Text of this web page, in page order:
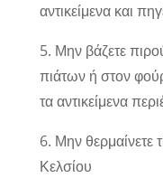
αντικείμενα και
5. Μην βάζετε
πιάτων ή στον
τα αντικείμενα
6. Μην
Κελσίου